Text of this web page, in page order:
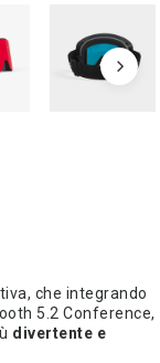
che integrando
5.2 Conference,
divertente e